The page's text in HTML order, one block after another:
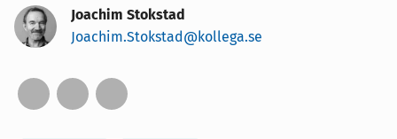
Joachim Stokstad
Joachim.Stokstad@kollega.se